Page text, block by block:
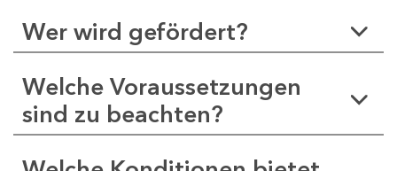
Wer wird gefördert?
Welche Voraussetzungen
sind zu beachten?